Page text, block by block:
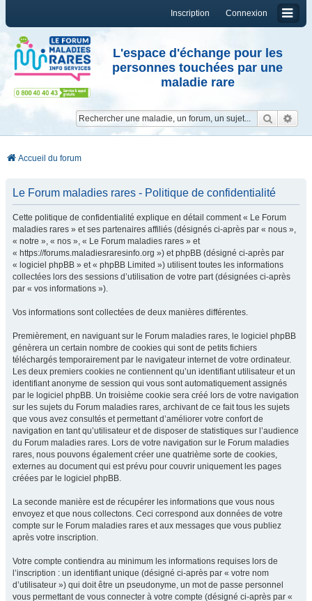
Connexion
Inscription
L'espace d'échange pour les
personnes touchées par une
maladie rare
Accueil du forum
Le Forum maladies rares - Politique de confidentialité
Cette politique de confidentialité explique en détail comment « Le Forum
maladies rares » et ses partenaires affiliés (désignés ci-après par « nous »,
« notre », « nos », « Le Forum maladies rares » et
« https://forums.maladiesraresinfo.org ») et phpBB (désigné ci-après par
« logiciel phpBB » et « phpBB Limited ») utilisent toutes les informations
collectées lors des sessions d’utilisation de votre part (désignées ci-après
par « vos informations »).
Vos informations sont collectées de deux manières différentes.
Premièrement, en naviguant sur le Forum maladies rares, le logiciel phpBB
génèrera un certain nombre de cookies qui sont de petits fichiers
téléchargés temporairement par le navigateur internet de votre ordinateur.
Les deux premiers cookies ne contiennent qu’un identifiant utilisateur et un
identifiant anonyme de session qui vous sont automatiquement assignés
par le logiciel phpBB. Un troisième cookie sera créé lors de votre navigation
sur les sujets du Forum maladies rares, archivant de ce fait tous les sujets
que vous avez consultés et permettant d’améliorer votre confort de
navigation en tant qu’utilisateur et de disposer de statistiques sur l’audience
du Forum maladies rares. Lors de votre navigation sur le Forum maladies
rares, nous pouvons également créer une quatrième sorte de cookies,
externes au document qui est prévu pour couvrir uniquement les pages
créées par le logiciel phpBB.
La seconde manière est de récupérer les informations que vous nous
envoyez et que nous collectons. Ceci correspond aux données de votre
compte sur le Forum maladies rares et aux messages que vous publiez
après votre inscription.
Votre compte contiendra au minimum les informations requises lors de
l’inscription : un identifiant unique (désigné ci-après par « votre nom
d’utilisateur ») qui doit être un pseudonyme, un mot de passe personnel
vous permettant de vous connecter à votre compte (désigné ci-après par «